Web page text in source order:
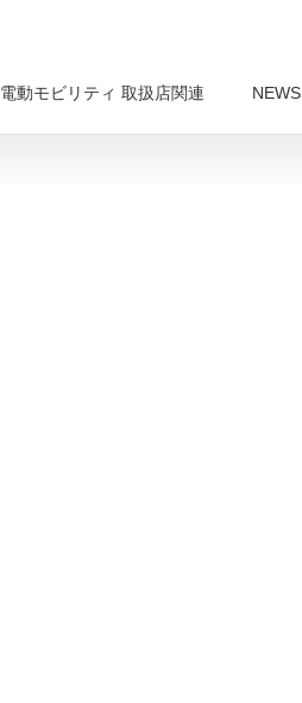
電動モビリティ 取扱店関連 NEWS